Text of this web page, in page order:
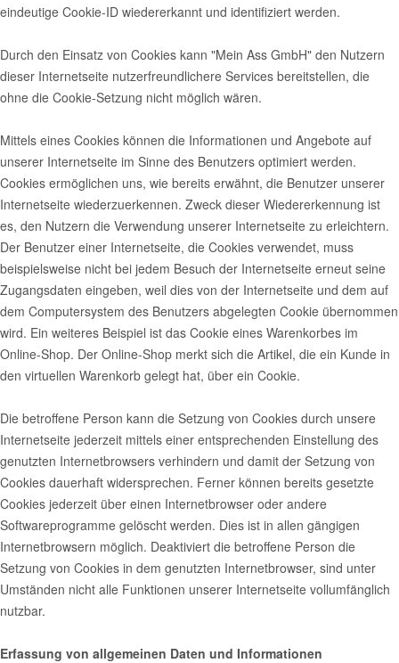
eindeutige Cookie-ID wiedererkannt und identifiziert werden.
Durch den Einsatz von Cookies kann "Mein Ass GmbH" den Nutzern
dieser Internetseite nutzerfreundlichere Services bereitstellen, die
ohne die Cookie-Setzung nicht möglich wären.
Mittels eines Cookies können die Informationen und Angebote auf
unserer Internetseite im Sinne des Benutzers optimiert werden.
Cookies ermöglichen uns, wie bereits erwähnt, die Benutzer unserer
Internetseite wiederzuerkennen. Zweck dieser Wiedererkennung ist
es, den Nutzern die Verwendung unserer Internetseite zu erleichtern.
Der Benutzer einer Internetseite, die Cookies verwendet, muss
beispielsweise nicht bei jedem Besuch der Internetseite erneut seine
Zugangsdaten eingeben, weil dies von der Internetseite und dem auf
dem Computersystem des Benutzers abgelegten Cookie übernommen
wird. Ein weiteres Beispiel ist das Cookie eines Warenkorbes im
Online-Shop. Der Online-Shop merkt sich die Artikel, die ein Kunde in
den virtuellen Warenkorb gelegt hat, über ein Cookie.
Die betroffene Person kann die Setzung von Cookies durch unsere
Internetseite jederzeit mittels einer entsprechenden Einstellung des
genutzten Internetbrowsers verhindern und damit der Setzung von
Cookies dauerhaft widersprechen. Ferner können bereits gesetzte
Cookies jederzeit über einen Internetbrowser oder andere
Softwareprogramme gelöscht werden. Dies ist in allen gängigen
Internetbrowsern möglich. Deaktiviert die betroffene Person die
Setzung von Cookies in dem genutzten Internetbrowser, sind unter
Umständen nicht alle Funktionen unserer Internetseite vollumfänglich
nutzbar.
Erfassung von allgemeinen Daten und Informationen